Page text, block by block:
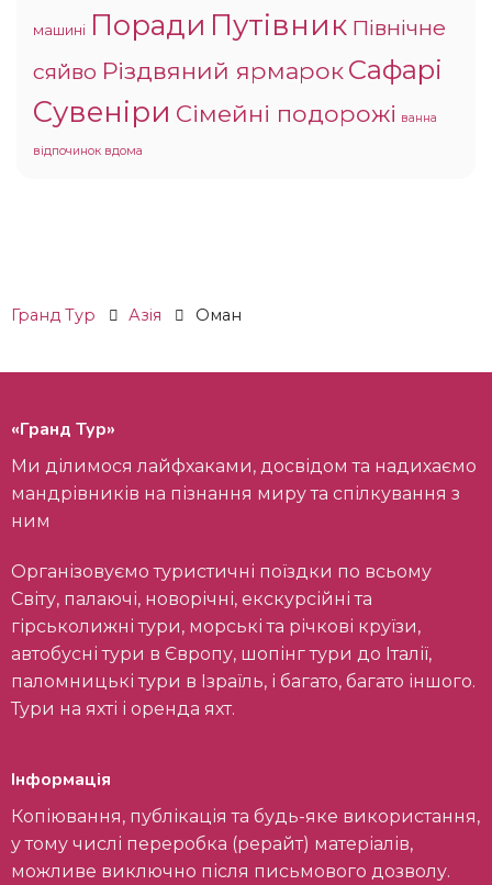
машині Поради Путівник Північне
сяйво Різдвяний ярмарокСафарі
Сувеніри Сімейні подорожі ванна
відпочинок вдома
Гранд Тур Азія Оман
«Гранд Тур»
Ми ділимося лайфхаками, досвідом та надихаємо
мандрівників на пізнання миру та спілкування з
ним
Організовуємо туристичні поїздки по всьому
Світу, палаючі, новорічні, екскурсійні та
гірськолижні тури, морські та річкові круїзи,
автобусні тури в Європу, шопінг тури до Італії,
паломницькі тури в Ізраїль, і багато, багато іншого.
Тури на яхті і оренда яхт.
Інформація
Копіювання, публікація та будь-яке використання,
у тому числі переробка (рерайт) матеріалів,
можливе виключно після письмового дозволу.